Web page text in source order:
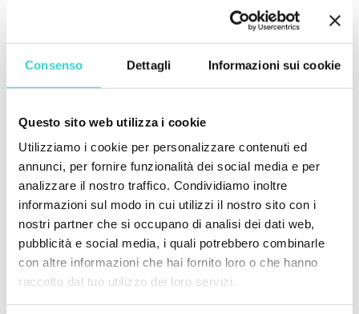
Consenso Dettagli Informazioni sui cookie
Questo sito web utilizza i cookie
Utilizziamo i cookie per personalizzare contenuti ed
annunci, per fornire funzionalità dei social media e per
analizzare il nostro traffico. Condividiamo inoltre
informazioni sul modo in cui utilizzi il nostro sito con i
nostri partner che si occupano di analisi dei dati web,
pubblicità e social media, i quali potrebbero combinarle
con altre informazioni che hai fornito loro o che hanno
raccolto dal tuo utilizzo dei loro servizi.
Scopri la funzionalità RMA integrata che ti
consente di ridurre il numero di dispositivi
difettosi nella fase di accettazione.
Comprendi i motivi principali dei resi e
approfondite.